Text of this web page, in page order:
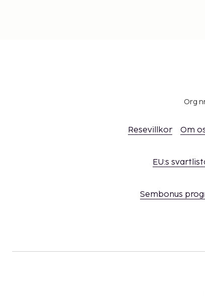
Org
Resevillkor Om
EU:s
Sembonus